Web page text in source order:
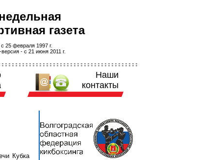
газета
25 февраля 1997 г.
- с 21 июня 2011 г.
Наши
контакты
Кубка